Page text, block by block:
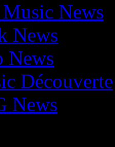
Music News
News
News
Découverte
News